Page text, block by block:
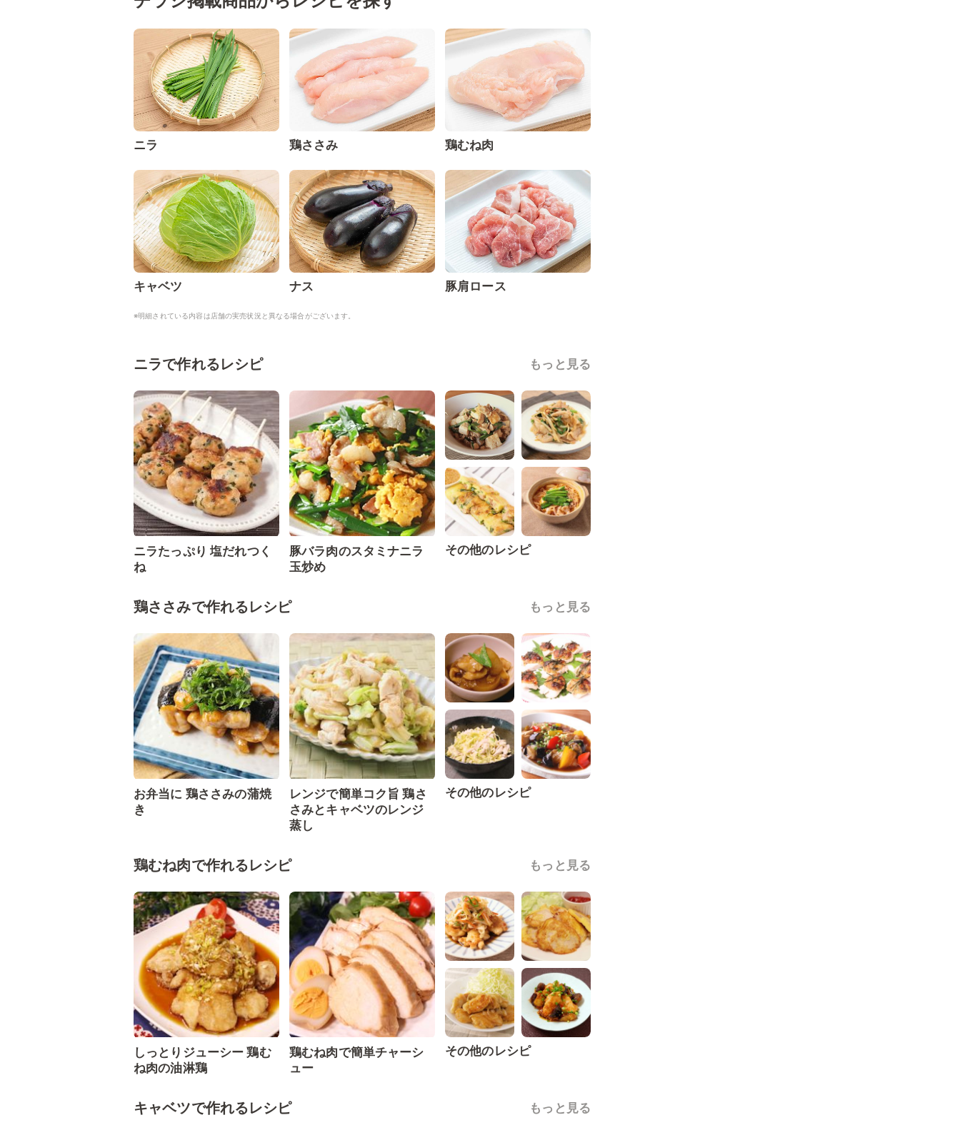
ニラ 鶏ささみ 鶏むね肉
キャベツ ナス 豚肩ロース
※明細されている内容は店舗の実売状況と異なる場合がございます。
ニラで作れるレシピ もっと見る
ニラたっぷり 塩だれつく
ね
豚バラ肉のスタミナニラ
玉炒め
その他のレシピ
鶏ささみで作れるレシピ もっと見る
お弁当に 鶏ささみの蒲焼
き
レンジで簡単コク旨 鶏さ
さみとキャベツのレンジ
蒸し
その他のレシピ
鶏むね肉で作れるレシピ もっと見る
しっとりジューシー 鶏む
ね肉の油淋鶏
鶏むね肉で簡単チャーシ
ュー
その他のレシピ
キャベツで作れるレシピ もっと見る